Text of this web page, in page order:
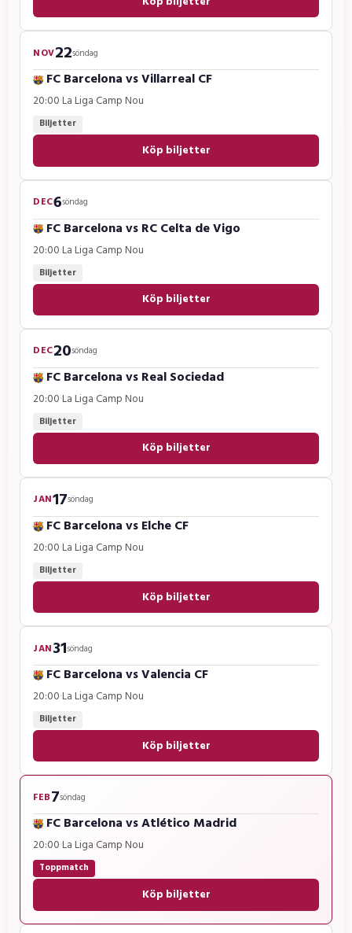
NOV22söndag
FC BarcelonavsVillarreal CF
20:00·La Liga·Camp Nou
Biljetter
Köp biljetter
DEC6söndag
FC BarcelonavsRC Celta de Vigo
20:00·La Liga·Camp Nou
Biljetter
Köp biljetter
DEC20söndag
FC BarcelonavsReal Sociedad
20:00·La Liga·Camp Nou
Biljetter
Köp biljetter
JAN17söndag
FC BarcelonavsElche CF
20:00·La Liga·Camp Nou
Biljetter
Köp biljetter
JAN31söndag
FC BarcelonavsValencia CF
20:00·La Liga·Camp Nou
Biljetter
Köp biljetter
FEB7söndag
FC BarcelonavsAtlético Madrid
20:00·La Liga·Camp Nou
Toppmatch
Köp biljetter